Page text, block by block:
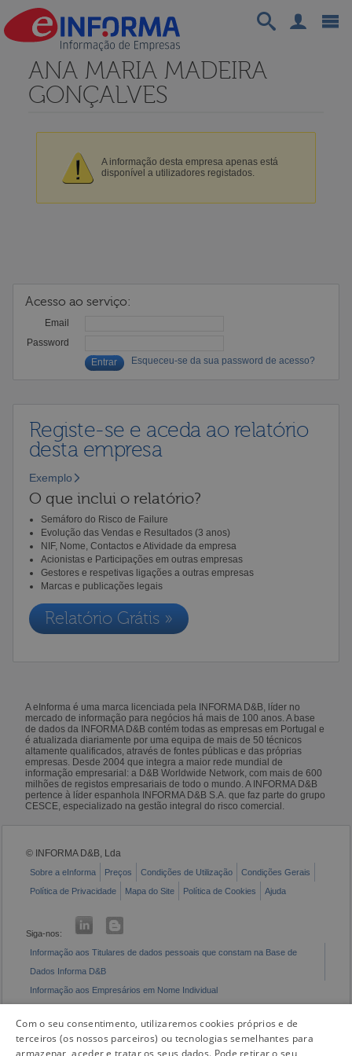
ANA MARIA MADEIRA
GONÇALVES
A informação desta empresa apenas está
disponível a utilizadores registados.
Acesso ao serviço:
Email
Password
Esqueceu-se da sua password de acesso?
Registe-se e aceda ao relatório
desta empresa
Exemplo
O que inclui o relatório?
Semáforo do Risco de Failure
Evolução das Vendas e Resultados (3 anos)
NIF, Nome, Contactos e Atividade da empresa
Acionistas e Participações em outras empresas
Gestores e respetivas ligações a outras empresas
Marcas e publicações legais
Relatório Grátis »
A eInforma é uma marca licenciada pela INFORMA D&B, líder no
mercado de informação para negócios há mais de 100 anos. A base
de dados da INFORMA D&B contém todas as empresas em Portugal e
é atualizada diariamente por uma equipa de mais de 50 técnicos
altamente qualificados, através de fontes públicas e das próprias
empresas. Desde 2004 que integra a maior rede mundial de
informação empresarial: a D&B Worldwide Network, com mais de 600
milhões de registos empresariais de todo o mundo. A INFORMA D&B
pertence à líder espanhola INFORMA D&B S.A. que faz parte do grupo
CESCE, especializado na gestão integral do risco comercial.
© INFORMA D&B, Lda
Sobre a eInforma Preços Condições de Utilização
Condições Gerais
Política de Privacidade
Mapa do Site Política de Cookies Ajuda
Siga-nos:
Informação aos Titulares de dados pessoais que constam na Base de
Dados Informa D&B
Informação aos Empresários em Nome Individual
Com o seu consentimento, utilizaremos cookies próprios e de
terceiros (os nossos parceiros) ou tecnologias semelhantes para
armazenar, aceder e tratar os seus dados. Pode retirar o seu